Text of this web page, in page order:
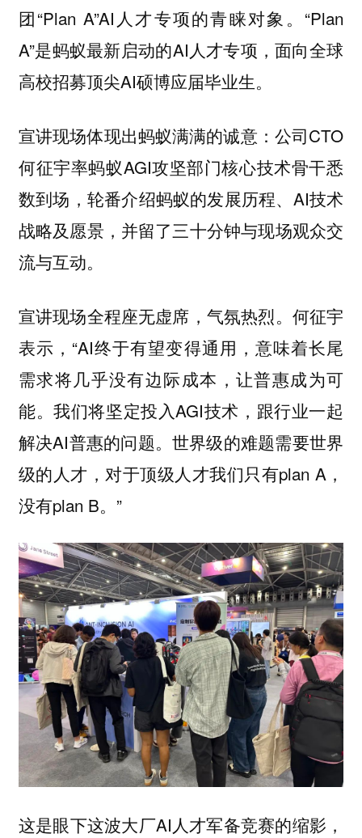
团“Plan A”AI人才专项的青睐对象。“Plan
A”是蚂蚁最新启动的AI人才专项，面向全球
高校招募顶尖AI硕博应届毕业生。
宣讲现场体现出蚂蚁满满的诚意：公司CTO
何征宇率蚂蚁AGI攻坚部门核心技术骨干悉
数到场，轮番介绍蚂蚁的发展历程、AI技术
战略及愿景，并留了三十分钟与现场观众交
流与互动。
宣讲现场全程座无虚席，气氛热烈。何征宇
表示，“AI终于有望变得通用，意味着长尾
需求将几乎没有边际成本，让普惠成为可
能。我们将坚定投入AGI技术，跟行业一起
解决AI普惠的问题。世界级的难题需要世界
级的人才，对于顶级人才我们只有plan A，
没有plan B。”
这是眼下这波大厂AI人才军备竞赛的缩影，